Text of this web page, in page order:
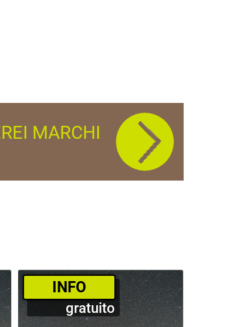
MARCHI
­INFO
gratuito